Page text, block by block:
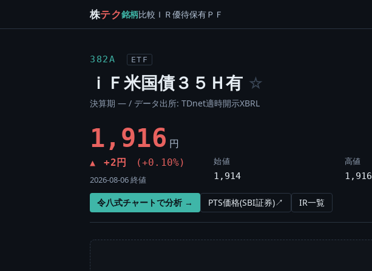
株テク銘柄比較 ＩＲ優待保有ＰＦ
382A ETF
ｉＦ米国債３５Ｈ有 ☆
決算期 — / データ出所: TDnet適時開示XBRL
1,916 円
▲ +2円 (+0.10%)
2026-08-06 終値
始値
1,914
高値
1,916
令八式チャートで分析 → PTS価格(SBI証券)↗ IR一覧